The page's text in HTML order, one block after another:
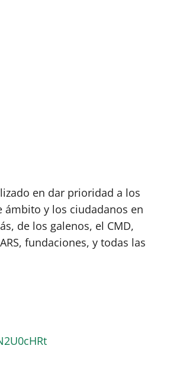
en dar prioridad a los
y los ciudadanos en
de los galenos, el CMD,
fundaciones, y todas las